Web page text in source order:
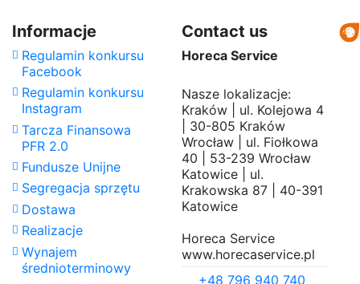
Informacje
Regulamin konkursu
Facebook
Regulamin konkursu
Instagram
Tarcza Finansowa
PFR 2.0
Fundusze Unijne
Segregacja sprzętu
Dostawa
Realizacje
Wynajem
średnioterminowy
Contact us
Horeca Service
Nasze lokalizacje:
Kraków | ul. Kolejowa 4
| 30-805 Kraków
Wrocław | ul. Fiołkowa
40 | 53-239 Wrocław
Katowice | ul.
Krakowska 87 | 40-391
Katowice
Horeca Service
www.horecaservice.pl
+48 796 940 740